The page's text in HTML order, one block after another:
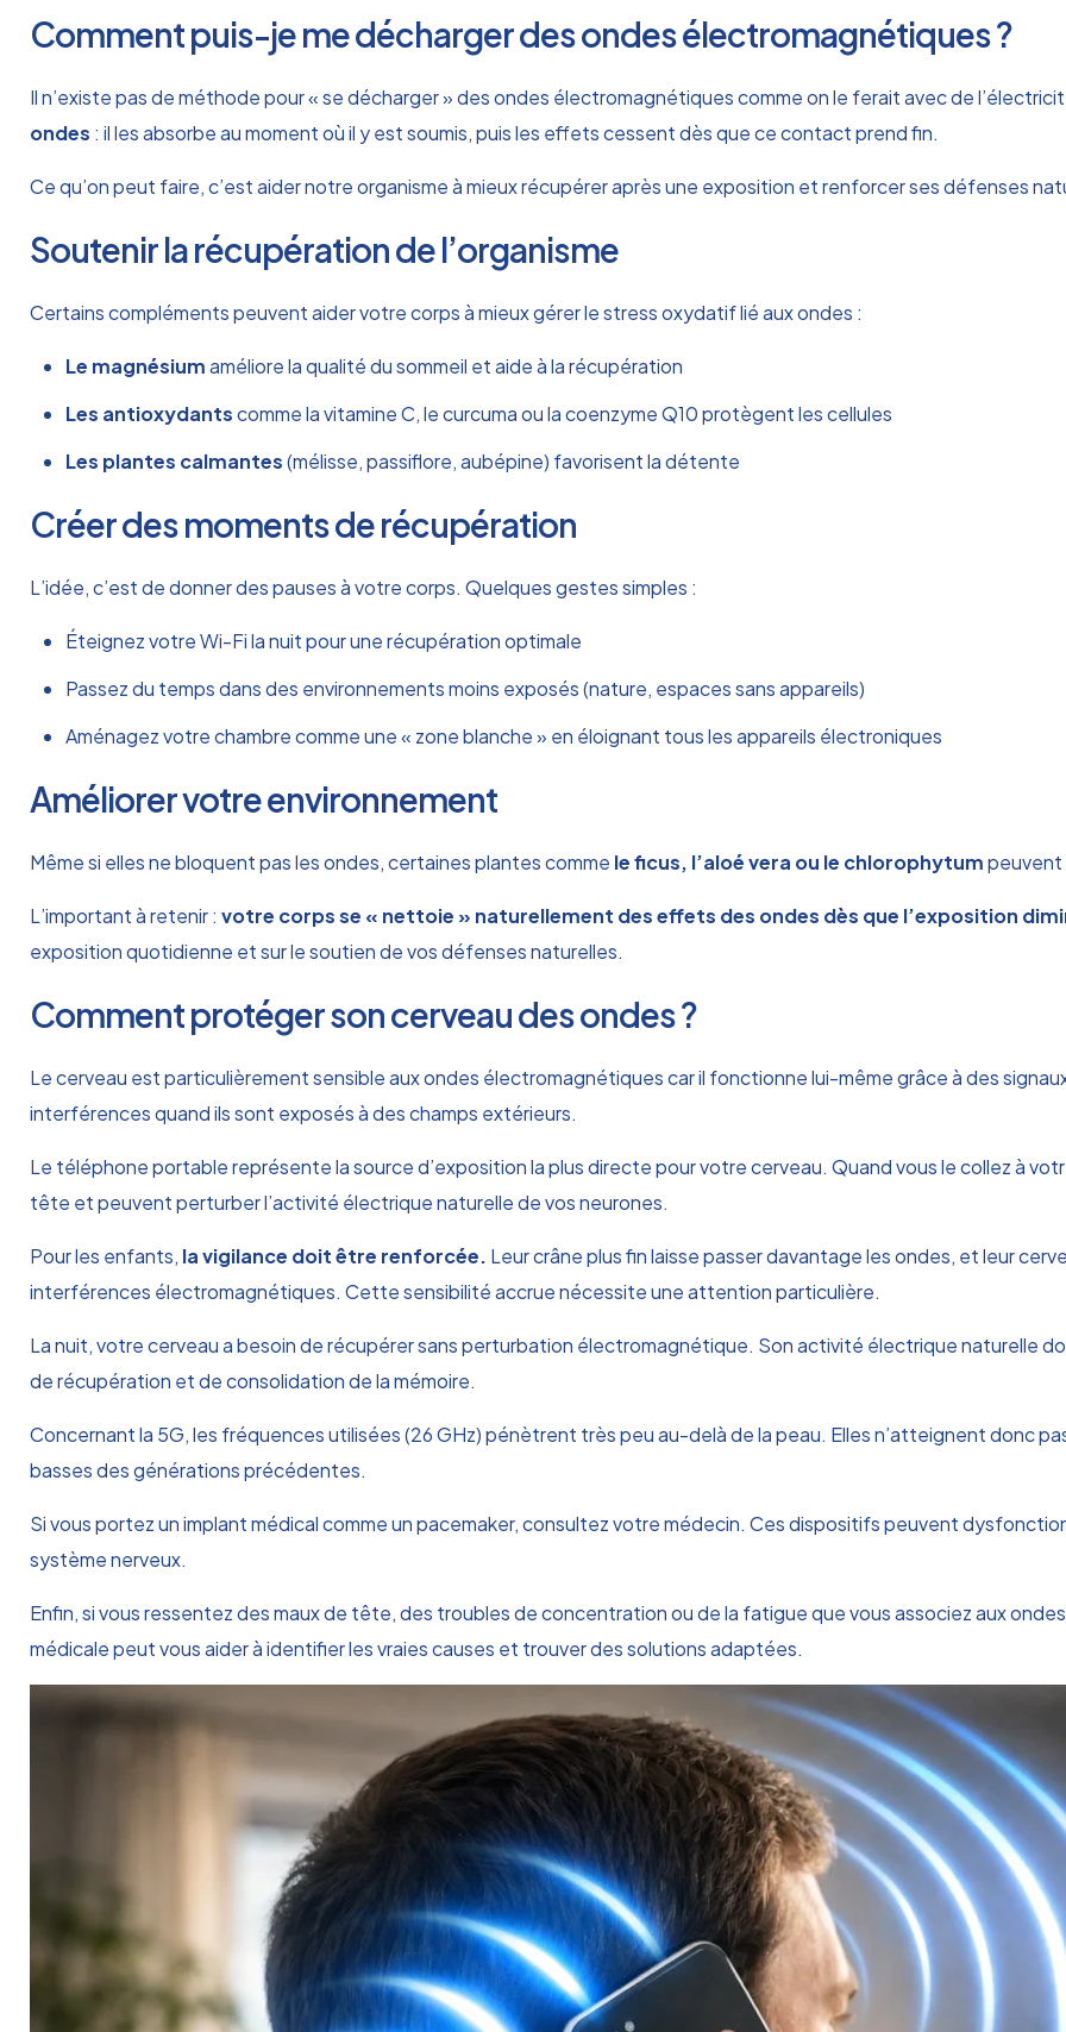
Comment puis-je me décharger des ondes électromagnétiques ?
Il n’existe pas de méthode pour « se décharger » des ondes électromagnétiques comme on le ferait avec de
ondes : il les absorbe au moment où il y est soumis, puis les effets cessent dès que ce contact prend fin.
Ce qu’on peut faire, c’est aider notre organisme à mieux récupérer après une exposition et renforcer ses défenses
Soutenir la récupération de l’organisme
Certains compléments peuvent aider votre corps à mieux gérer le stress oxydatif lié aux ondes :
Le magnésiumaméliore la qualité du sommeil et aide à la récupération
Les antioxydantscomme la vitamine C, le curcuma ou la coenzyme Q10 protègent les cellules
Les plantes calmantes(mélisse, passiflore, aubépine) favorisent la détente
Créer des moments de récupération
L’idée, c’est de donner des pauses à votre corps. Quelques gestes simples :
Éteignez votre Wi-Fi la nuit pour une récupération optimale
Passez du temps dans des environnements moins exposés (nature, espaces sans appareils)
Aménagez votre chambre comme une « zone blanche » en éloignant tous les appareils électroniques
Améliorer votre environnement
Même si elles ne bloquent pas les ondes, certaines plantes comme le ficus, l’aloé vera ou le chlorophytumpeuvent
L’important à retenir :votre corps se « nettoie » naturellement des effets des ondes dès que l’exposition
exposition quotidienne et sur le soutien de vos défenses naturelles.
Comment protéger son cerveau des ondes ?
Le cerveau est particulièrement sensible aux ondes électromagnétiques car il fonctionne lui-même grâce à des
interférences quand ils sont exposés à des champs extérieurs.
Le téléphone portable représente la source d’exposition la plus directe pour votre cerveau. Quand vous le collez à
tête et peuvent perturber l’activité électrique naturelle de vos neurones.
Pour les enfants, la vigilance doit être renforcée. Leur crâne plus fin laisse passer davantage les ondes, et leur
interférences électromagnétiques. Cette sensibilité accrue nécessite une attention particulière.
La nuit, votre cerveau a besoin de récupérer sans perturbation électromagnétique. Son activité électrique naturelle
de récupération et de consolidation de la mémoire.
Concernant la 5G, les fréquences utilisées (26 GHz) pénètrent très peu au-delà de la peau. Elles n’atteignent donc
basses des générations précédentes.
Si vous portez un implant médical comme un pacemaker, consultez votre médecin. Ces dispositifs peuvent
système nerveux.
Enfin, si vous ressentez des maux de tête, des troubles de concentration ou de la fatigue que vous associez aux
médicale peut vous aider à identifier les vraies causes et trouver des solutions adaptées.